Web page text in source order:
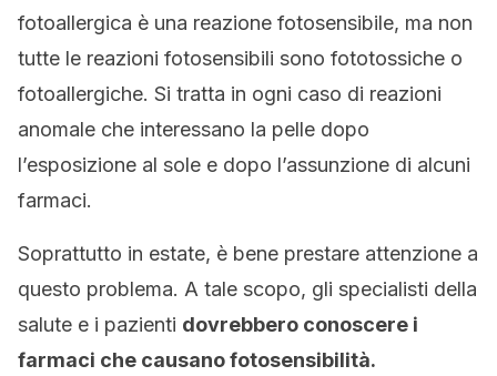
fotoallergica è una reazione fotosensibile, ma non
tutte le reazioni fotosensibili sono fototossiche o
fotoallergiche. Si tratta in ogni caso di reazioni
anomale che interessano la pelle dopo
l’esposizione al sole e dopo l’assunzione di alcuni
farmaci.
Soprattutto in estate, è bene prestare attenzione a
questo problema. A tale scopo, gli specialisti della
salute e i pazienti dovrebbero conoscere i
farmaci che causano fotosensibilità.